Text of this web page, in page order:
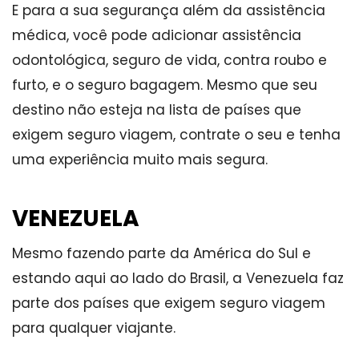
E para a sua segurança além da assistência
médica, você pode adicionar assistência
odontológica, seguro de vida, contra roubo e
furto, e o seguro bagagem. Mesmo que seu
destino não esteja na lista de países que
exigem seguro viagem, contrate o seu e tenha
uma experiência muito mais segura.
VENEZUELA
Mesmo fazendo parte da América do Sul e
estando aqui ao lado do Brasil, a Venezuela faz
parte dos países que exigem seguro viagem
para qualquer viajante.